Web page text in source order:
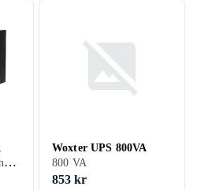
Nätfilter / överspänningsskydd, Hot-swap batteri, Rackmonteringsbar, Line-interactive, USB, 1200 VA
Woxter UPS 800VA
800 VA
853 kr